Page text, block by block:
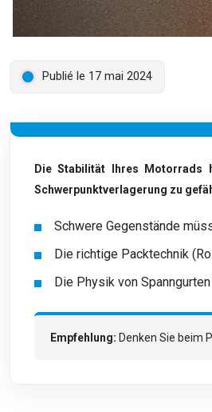
Publié le 17 mai 2024
Die Stabilität Ihres Motorrads
Schwerpunktverlagerung zu
Schwere Gegenstände
Die richtige Packtechnik
Die Physik von
Empfehlung: Denken Sie beim